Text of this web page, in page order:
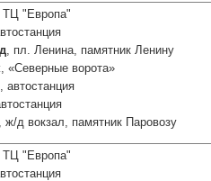
ТЦ "Европа"
, пл. Ленина, памятник Ленину
, «Северные ворота»
, автостанция
, ж/д вокзал, памятник Паровозу
ТЦ "Европа"